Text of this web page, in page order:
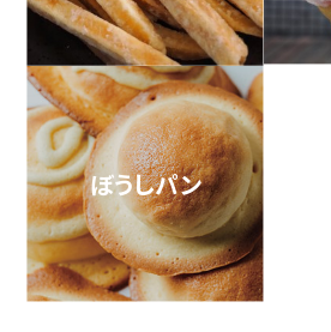
ぼうしパン